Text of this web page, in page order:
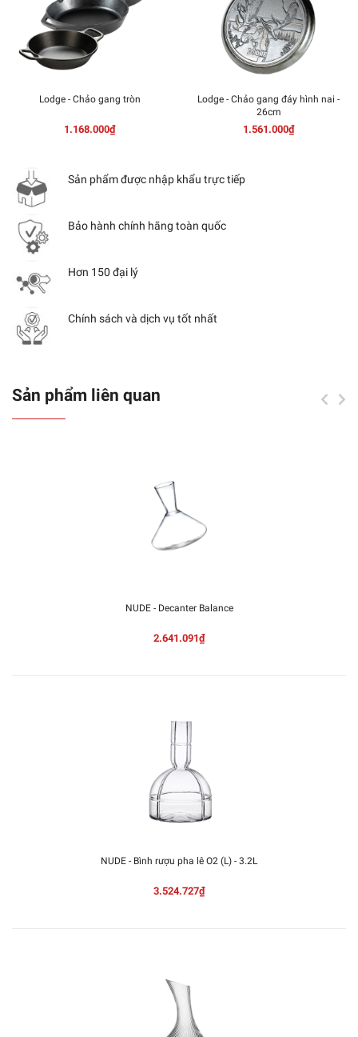
Lodge - Chảo gang tròn
1.168.000₫
Lodge - Chảo gang đáy hình nai -
26cm
1.561.000₫
Sản phẩm được nhập khẩu trực tiếp
Bảo hành chính hãng toàn quốc
Hơn 150 đại lý
Chính sách và dịch vụ tốt nhất
Sản phẩm liên quan
NUDE - Decanter Balance
2.641.091₫
NUDE - Bình rượu pha lê O2 (L) - 3.2L
3.524.727₫